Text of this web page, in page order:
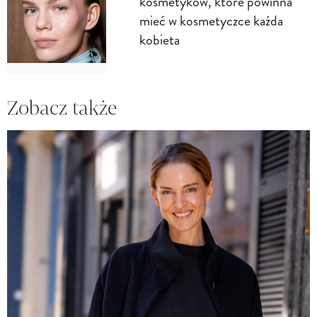
mieć w kosmetyczce każda
kobieta
Zobacz także